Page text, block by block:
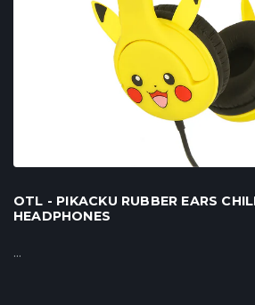
OTL - PIKACKU RUBBER EARS
HEADPHONES
...